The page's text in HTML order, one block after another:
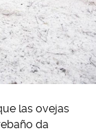
las ovejas
da